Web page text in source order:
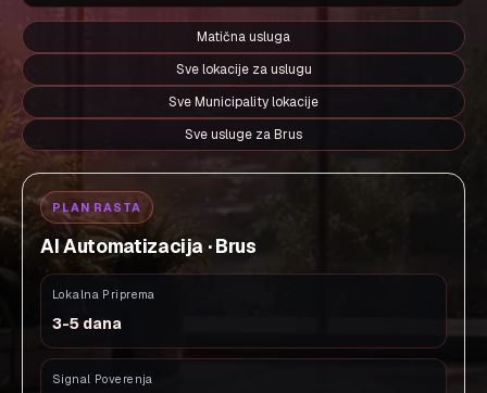
Matična usluga
Sve lokacije za uslugu
Sve Municipality lokacije
Sve usluge za Brus
PLAN RASTA
AI Automatizacija · Brus
Lokalna Priprema
3-5 dana
Signal Poverenja